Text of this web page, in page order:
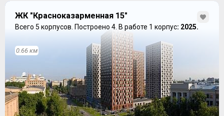
ЖК "Красноказарменная 15"
Всего 5 корпусов. Построено 4. В работе 1 корпус: 2025.
0.66 км